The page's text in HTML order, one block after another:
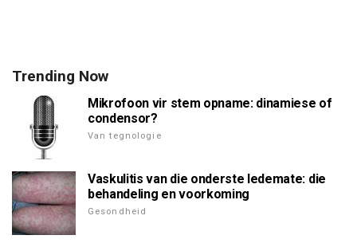
Trending Now
Mikrofoon vir stem opname: dinamiese of
condensor?
Van tegnologie
Vaskulitis van die onderste ledemate: die
behandeling en voorkoming
Gesondheid